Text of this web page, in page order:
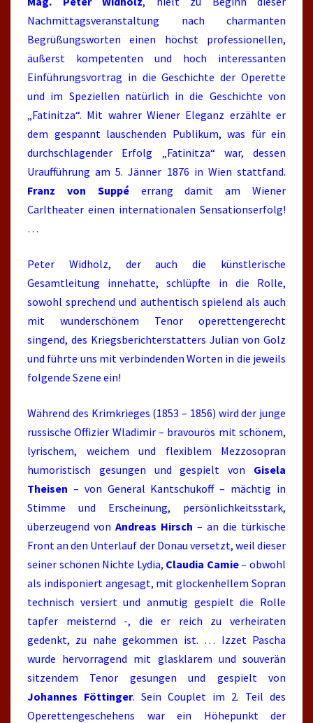
Nachmittagsveranstaltung nach charmanten
Begrüßungsworten einen höchst professionellen,
äußerst kompetenten und hoch interessanten
Einführungsvortrag in die Geschichte der Operette
und im Speziellen natürlich in die Geschichte von
„Fatinitza“. Mit wahrer Wiener Eleganz erzählte er
dem gespannt lauschenden Publikum, was für ein
durchschlagender Erfolg „Fatinitza“ war, dessen
Uraufführung am 5. Jänner 1876 in Wien stattfand.
Franz von Suppéerrang damit am Wiener
Carltheater einen internationalen Sensationserfolg!
…
Peter Widholz, der auch die künstlerische
Gesamtleitung innehatte, schlüpfte in die Rolle,
sowohl sprechend und authentisch spielend als auch
mit wunderschönem Tenor operettengerecht
singend, des Kriegsberichterstatters Julian von Golz
und führte uns mit verbindenden Worten in die jeweils
folgende Szene ein!
Während des Krimkrieges (1853 – 1856) wird der junge
russische Offizier Wladimir – bravourös mit schönem,
lyrischem, weichem und flexiblem Mezzosopran
humoristisch gesungen und gespielt von Gisela
Theisen – von General Kantschukoff – mächtig in
Stimme und Erscheinung, persönlichkeitsstark,
überzeugend von Andreas Hirsch – an die türkische
Front an den Unterlauf der Donau versetzt, weil dieser
seiner schönen Nichte Lydia, Claudia Camie– obwohl
als indisponiert angesagt, mit glockenhellem Sopran
technisch versiert und anmutig gespielt die Rolle
tapfer meisternd -, die er reich zu verheiraten
gedenkt, zu nahe gekommen ist. … Izzet Pascha
wurde hervorragend mit glasklarem und souverän
sitzendem Tenor gesungen und gespielt von
Johannes Föttinger. Sein Couplet im 2. Teil des
Operettengeschehens war ein Höhepunkt der